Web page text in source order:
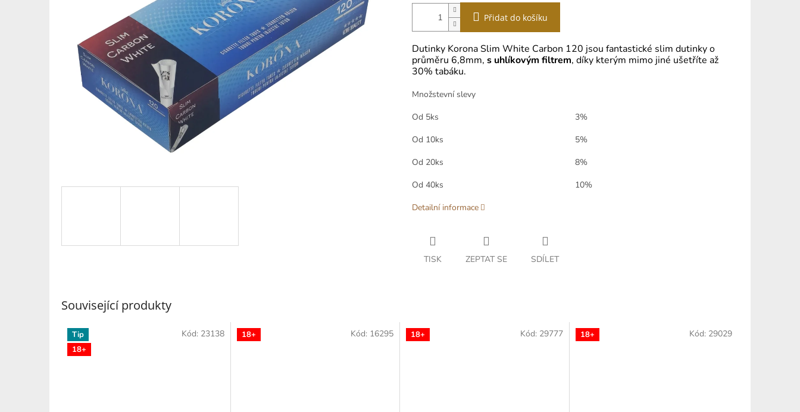
Přidat do košíku
Dutinky Korona Slim White Carbon 120 jsou fantastické slim dutinky o
průměru 6,8mm, s uhlíkovým filtrem, díky kterým mimo jiné ušetříte až
30% tabáku.
Množstevní slevy
Od 5ks
3%
Od 10ks
5%
Od 20ks
8%
Od 40ks
10%
Detailní informace
TISK ZEPTAT SE SDÍLET
Související produkty
Tip
18+
Kód: 23138 18+ Kód: 16295 18+ Kód: 29777 18+ Kód: 29029